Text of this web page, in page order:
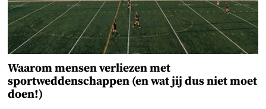
Waarom mensen verliezen met
sportweddenschappen (en wat jij dus niet moet
doen!)